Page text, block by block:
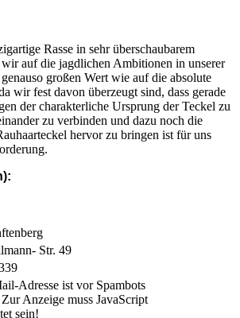
Rasse in sehr überschaubarem
auf die jagdlichen Ambitionen in unserer
großen Wert wie auf die absolute
wir fest davon überzeugt sind, dass gerade
der charakterliche Ursprung der Teckel zu
zu verbinden und dazu noch die
hervor zu bringen ist für uns
Str. 49
Adresse ist vor Spambots
Anzeige muss JavaScript
sein!